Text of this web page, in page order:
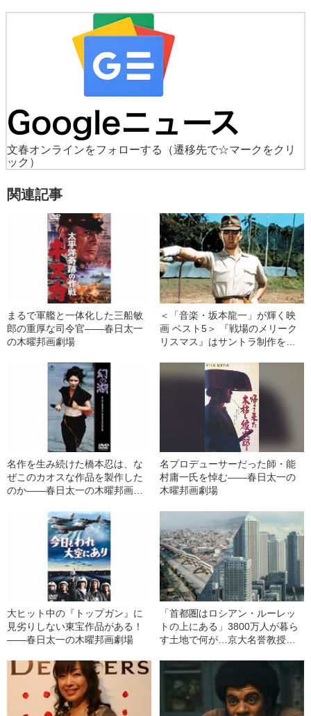
文春オンラインをフォローする
（遷移先で☆マークをクリ
ック）
関連記事
まるで軍艦と一体化した三船敏
郎の重厚な司令官――春日太一
の木曜邦画劇場
＜「音楽・坂本龍一」が輝く映
画 ベスト5＞ 『戦場のメリーク
リスマス』はサントラ制作を条
って作曲した映画とは？
名作を生み続けた橋本忍は、な
ぜこのカオスな作品を製作した
のか――春日太一の木曜邦画劇
名プロデューサーだった師・能
村庸一氏を悼む――春日太一の
木曜邦画劇場
大ヒット中の『トップガン』に
見劣りしない東宝作品がある！
――春日太一の木曜邦画劇場
「首都圏はロシアン・ルーレッ
トの上にある」3800万人が暮ら
す土地で何が…京大名誉教授が
カニズム